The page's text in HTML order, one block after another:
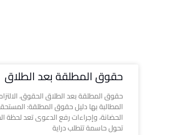
حقوق المطلقة بعد الطلاق
حقوق المطلقة بعد الطلاق الحقوق،
المطالبة بها دليل حقوق المطلقة:
الحضانة، وإجراءات رفع الدعوى تعد لحظة
تحول حاسمة تتطلب دراية